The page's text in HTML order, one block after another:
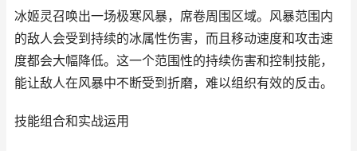
冰姬灵召唤出一场极寒风暴，席卷周围区域。风暴范围内
的敌人会受到持续的冰属性伤害，而且移动速度和攻击速
度都会大幅降低。这一个范围性的持续伤害和控制技能，
能让敌人在风暴中不断受到折磨，难以组织有效的反击。
技能组合和实战运用